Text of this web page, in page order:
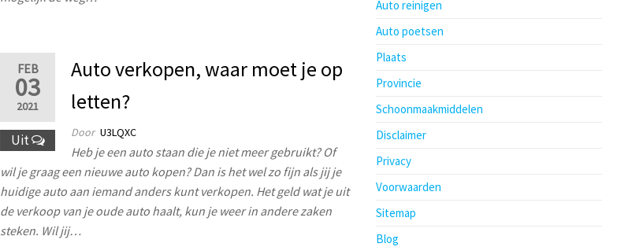
FEB
03
2021
Uit
Auto verkopen, waar moet je op
letten?
Door U3LQXC
Heb je een auto staan die je niet meer gebruikt? Of
wil je graag een nieuwe auto kopen? Dan is het wel zo fijn als jij je
huidige auto aan iemand anders kunt verkopen. Het geld wat je uit
de verkoop van je oude auto haalt, kun je weer in andere zaken
steken. Wil jij…
Auto reinigen
Auto poetsen
Plaats
Provincie
Schoonmaakmiddelen
Disclaimer
Privacy
Voorwaarden
Sitemap
Blog